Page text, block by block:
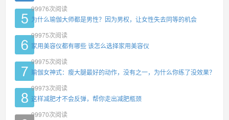
99976次阅读
为什么瑜伽大师都是男性？因为男权，让女性失去同等的机会
99975次阅读
家用美容仪都有哪些 该怎么选择家用美容仪
99975次阅读
瑜伽女神式：瘦大腿最好的动作，没有之一，为什么你练了没效果？
99973次阅读
这样减肥才不会反弹，帮你走出减肥瓶颈
99970次阅读